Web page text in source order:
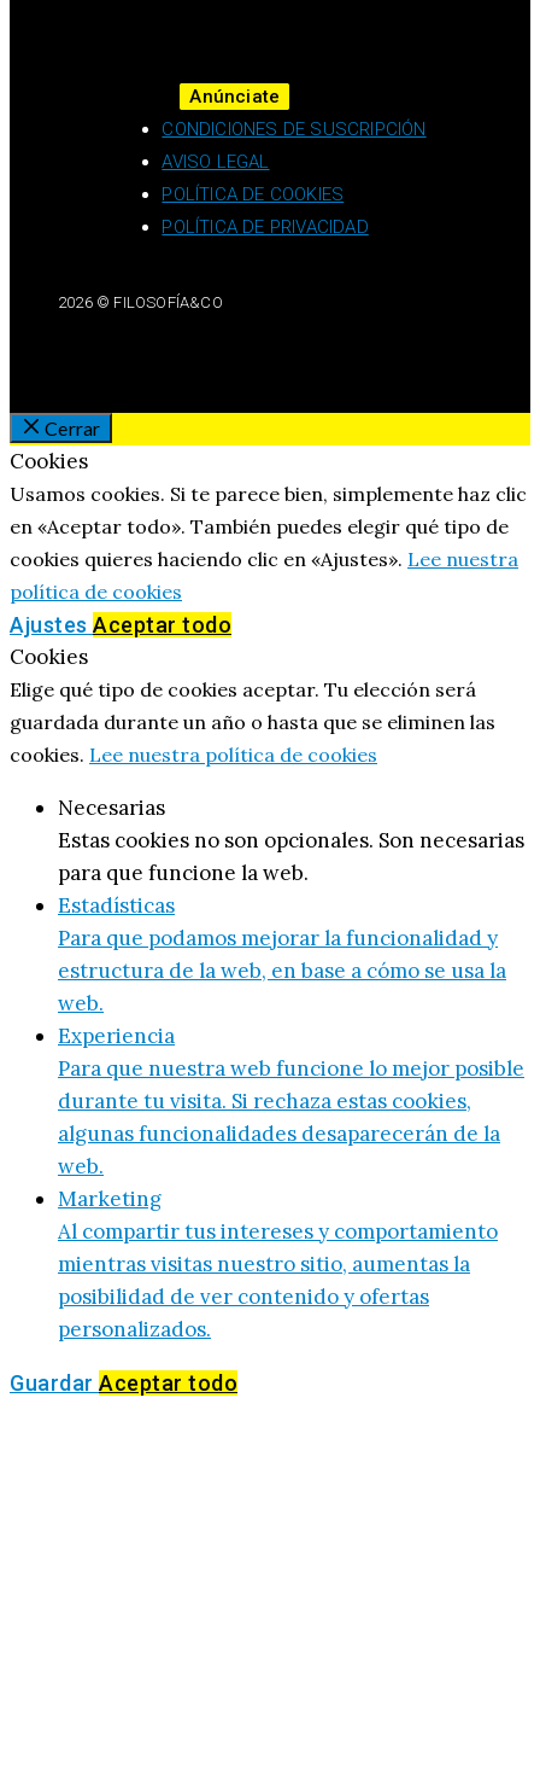
Anúnciate
CONDICIONES DE SUSCRIPCIÓN
AVISO LEGAL
POLÍTICA DE COOKIES
POLÍTICA DE PRIVACIDAD
2026 © FILOSOFÍA&CO
Cerrar
Cookies
Usamos cookies. Si te parece bien, simplemente haz clic
en «Aceptar todo». También puedes elegir qué tipo de
cookies quieres haciendo clic en «Ajustes». Lee nuestra
política de cookies
Ajustes Aceptar todo
Cookies
Elige qué tipo de cookies aceptar. Tu elección será
guardada durante un año o hasta que se eliminen las
cookies. Lee nuestra política de cookies
Necesarias
Estas cookies no son opcionales. Son necesarias
para que funcione la web.
Estadísticas
Para que podamos mejorar la funcionalidad y
estructura de la web, en base a cómo se usa la
web.
Experiencia
Para que nuestra web funcione lo mejor posible
durante tu visita. Si rechaza estas cookies,
algunas funcionalidades desaparecerán de la
web.
Marketing
Al compartir tus intereses y comportamiento
mientras visitas nuestro sitio, aumentas la
posibilidad de ver contenido y ofertas
personalizados.
Guardar Aceptar todo